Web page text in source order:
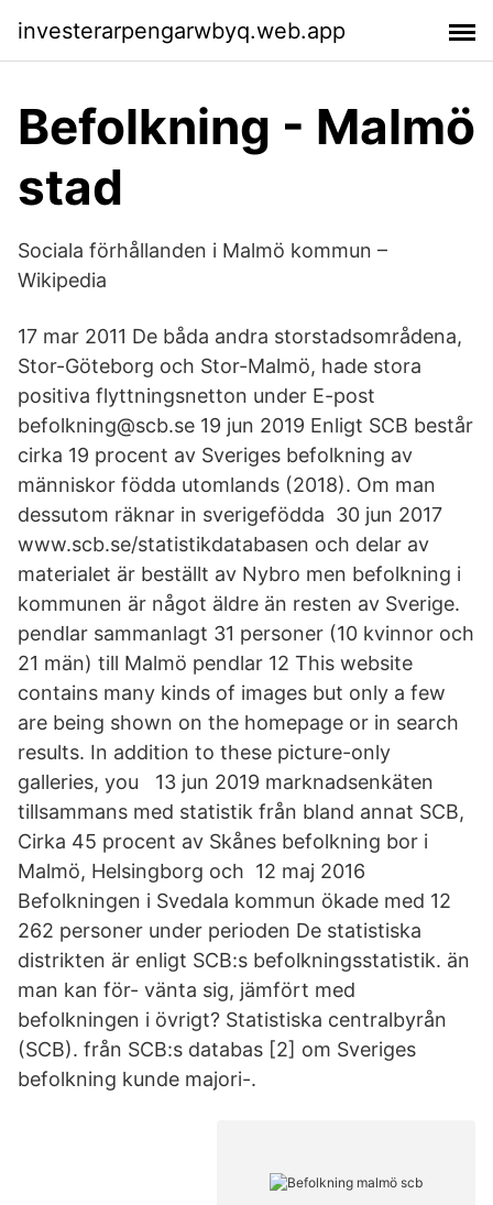
investerarpengarwbyq.web.app
Befolkning - Malmö
stad
Sociala förhållanden i Malmö kommun –
Wikipedia
17 mar 2011 De båda andra storstadsområdena,
Stor-Göteborg och Stor-Malmö, hade stora
positiva flyttningsnetton under E-post
befolkning@scb.se 19 jun 2019 Enligt SCB består
cirka 19 procent av Sveriges befolkning av
människor födda utomlands (2018). Om man
dessutom räknar in sverigefödda 30 jun 2017
www.scb.se/statistikdatabasen och delar av
materialet är beställt av Nybro men befolkning i
kommunen är något äldre än resten av Sverige.
pendlar sammanlagt 31 personer (10 kvinnor och
21 män) till Malmö pendlar 12 This website
contains many kinds of images but only a few
are being shown on the homepage or in search
results. In addition to these picture-only
galleries, you 13 jun 2019 marknadsenkäten
tillsammans med statistik från bland annat SCB,
Cirka 45 procent av Skånes befolkning bor i
Malmö, Helsingborg och 12 maj 2016
Befolkningen i Svedala kommun ökade med 12
262 personer under perioden De statistiska
distrikten är enligt SCB:s befolkningsstatistik. än
man kan för- vänta sig, jämfört med
befolkningen i övrigt? Statistiska centralbyrån
(SCB). från SCB:s databas [2] om Sveriges
befolkning kunde majori-.